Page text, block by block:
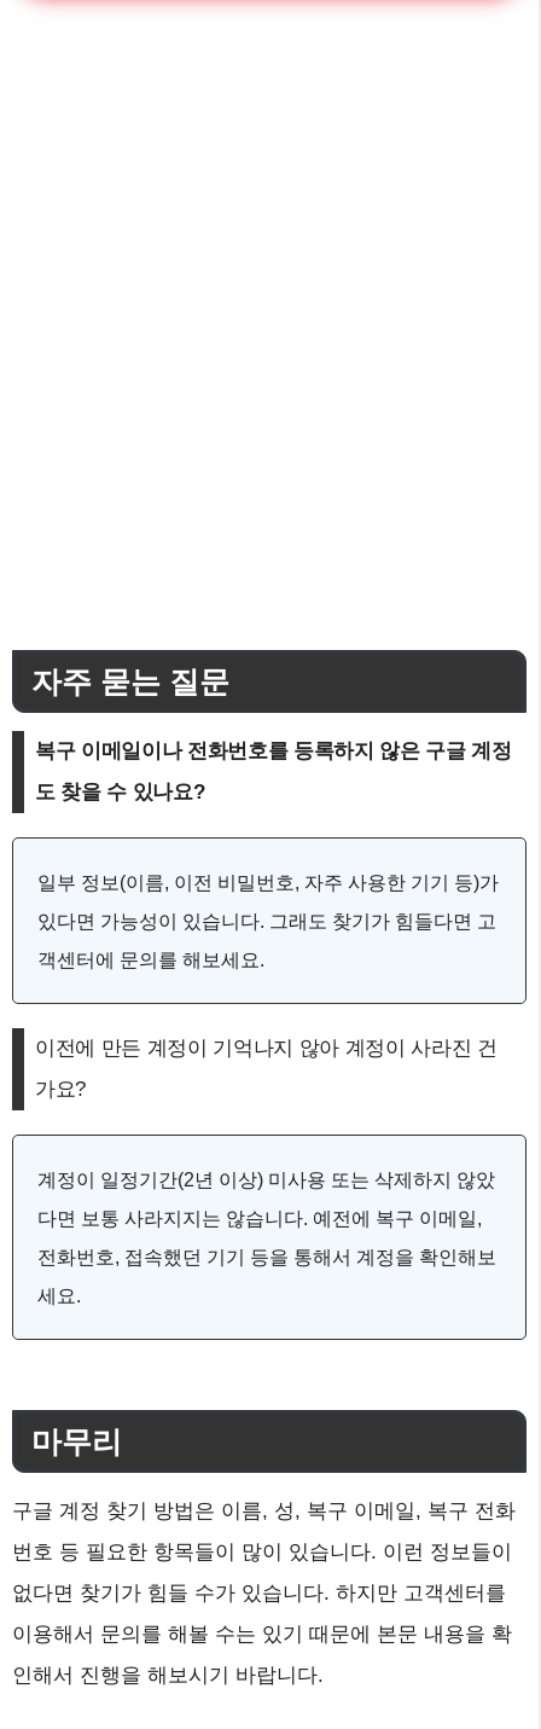
자주 묻는 질문
복구 이메일이나 전화번호를 등록하지 않은 구글 계정
도 찾을 수 있나요?
일부 정보(이름, 이전 비밀번호, 자주 사용한 기기 등)가
있다면 가능성이 있습니다. 그래도 찾기가 힘들다면 고
객센터에 문의를 해보세요.
이전에 만든 계정이 기억나지 않아 계정이 사라진 건
가요?
계정이 일정기간(2년 이상) 미사용 또는 삭제하지 않았
다면 보통 사라지지는 않습니다. 예전에 복구 이메일,
전화번호, 접속했던 기기 등을 통해서 계정을 확인해보
세요.
마무리
구글 계정 찾기 방법은 이름, 성, 복구 이메일, 복구 전화
번호 등 필요한 항목들이 많이 있습니다. 이런 정보들이
없다면 찾기가 힘들 수가 있습니다. 하지만 고객센터를
이용해서 문의를 해볼 수는 있기 때문에 본문 내용을 확
인해서 진행을 해보시기 바랍니다.